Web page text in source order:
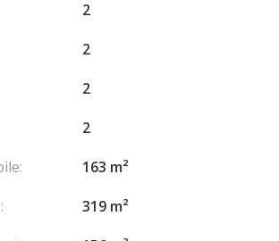
piano, per formare un ampio
nostra agenzia.
2
2
2
2
163 m²
319 m²